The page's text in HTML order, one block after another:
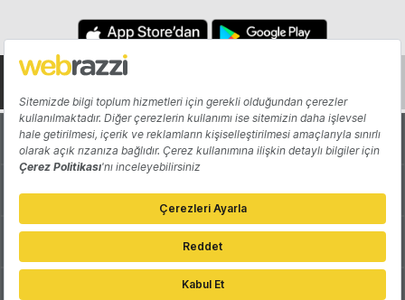
Hakkında Yazarlar
Katkıda Bulun Reklam